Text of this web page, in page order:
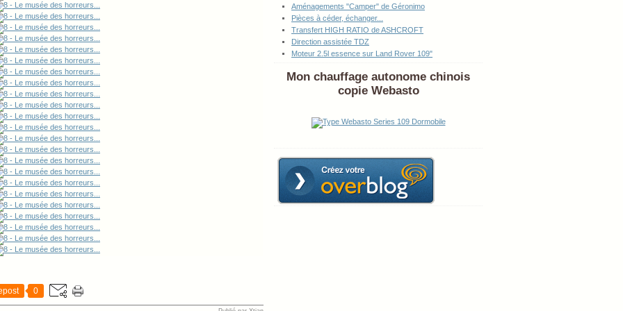
0
Aménagements "Camper" de Géronimo
Pièces à céder, échanger...
Transfert HIGH RATIO de ASHCROFT
Direction assistée TDZ
Moteur 2.5l essence sur Land Rover 109"
Mon chauffage autonome chinois
copie Webasto